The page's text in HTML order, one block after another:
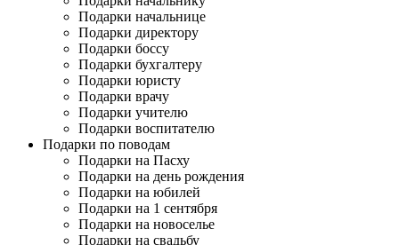
Подарки начальнице
Подарки директору
Подарки боссу
Подарки бухгалтеру
Подарки юристу
Подарки врачу
Подарки учителю
Подарки воспитателю
Подарки по поводам
Подарки на Пасху
Подарки на день рождения
Подарки на юбилей
Подарки на 1 сентября
Подарки на новоселье
Подарки на свадьбу